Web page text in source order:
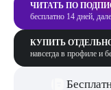
ЧИТАТЬ ПО
бесплатно 14 дней,
КУПИТЬ
навсегда в профиле и